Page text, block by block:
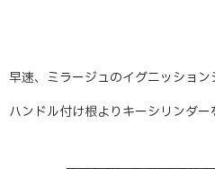
早速、ミラージュのイグニッション
ハンドル付け根よりキーシリンダー